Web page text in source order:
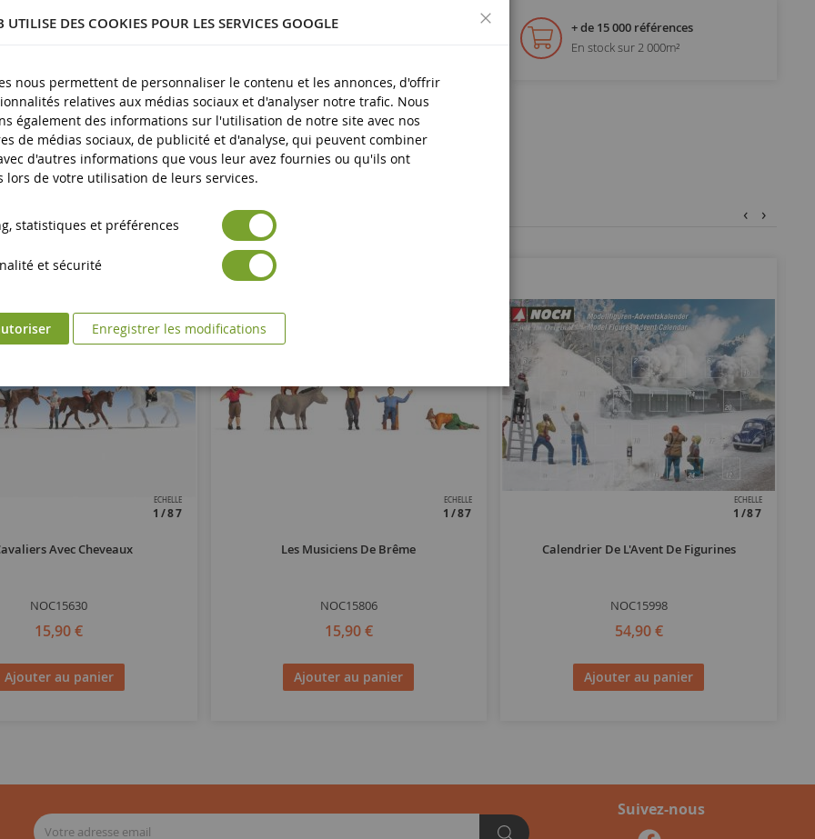
+ de 15 000 références
En stock sur 2 000m²
ECHELLE
1/87
Avec Cheveaux
NOC15630
15,90 €
Ajouter au panier
ECHELLE
1/87
Les Musiciens De Brême
NOC15806
15,90 €
Ajouter au panier
ECHELLE
1/87
Calendrier De L'Avent De Figurines
NOC15998
54,90 €
Ajouter au panier
‹ ›
Suivez-nous
UTILISE DES COOKIES POUR LES SERVICES GOOGLE
nous permettent de personnaliser le contenu et les annonces, d'offrir
relatives aux médias sociaux et d'analyser notre trafic. Nous
également des informations sur l'utilisation de notre site avec nos
de médias sociaux, de publicité et d'analyse, qui peuvent combiner
d'autres informations que vous leur avez fournies ou qu'ils ont
lors de votre utilisation de leurs services.
statistiques et préférences
et sécurité
Enregistrer les modifications